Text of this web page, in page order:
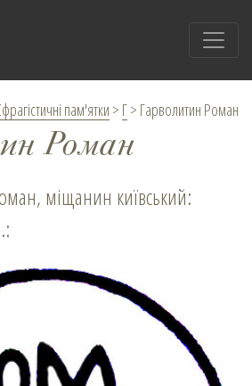
пам'ятки > Г> Гарволитин Роман
Роман
міщанин київський: